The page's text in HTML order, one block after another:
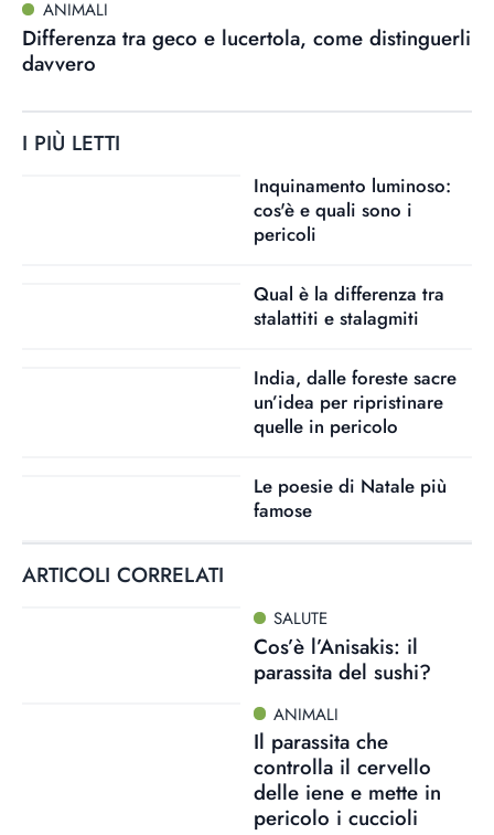
ANIMALI
Differenza tra geco e lucertola, come distinguerli
davvero
I PIÙ LETTI
Inquinamento luminoso:
cos'è e quali sono i
pericoli
Qual è la differenza tra
stalattiti e stalagmiti
India, dalle foreste sacre
un’idea per ripristinare
quelle in pericolo
Le poesie di Natale più
famose
ARTICOLI CORRELATI
SALUTE
Cos’è l’Anisakis: il
parassita del sushi?
ANIMALI
Il parassita che
controlla il cervello
delle iene e mette in
pericolo i cuccioli